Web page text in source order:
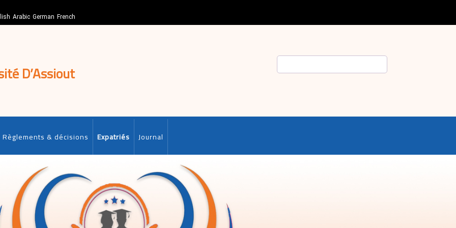
Arabic German French
D’Assiout
Règlements & décisions Expatriés Journal